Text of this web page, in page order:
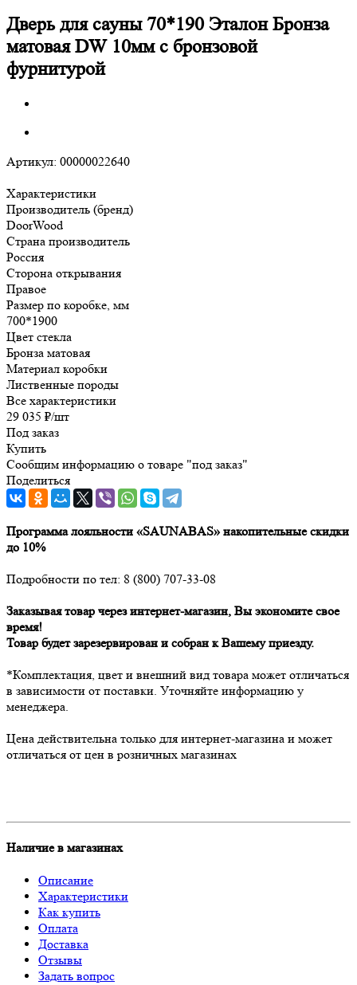
Дверь для сауны 70*190 Эталон Бронза
матовая DW 10мм с бронзовой
фурнитурой
Артикул: 00000022640
Характеристики
Производитель (бренд)
DoorWood
Страна производитель
Россия
Сторона открывания
Правое
Размер по коробке, мм
700*1900
Цвет стекла
Бронза матовая
Материал коробки
Лиственные породы
Все характеристики
29 035 ₽/шт
Под заказ
Купить
Сообщим информацию о товаре "под заказ"
Поделиться
Программа лояльности «SAUNABAS» накопительные скидки
до 10%
Подробности по тел: 8 (800) 707-33-08
Заказывая товар через интернет-магазин, Вы экономите свое
время!
Товар будет зарезервирован и собран к Вашему приезду.
*Комплектация, цвет и внешний вид товара может отличаться
в зависимости от поставки. Уточняйте информацию у
менеджера.
Цена действительна только для интернет-магазина и может
отличаться от цен в розничных магазинах
Наличие в магазинах
Описание
Характеристики
Как купить
Оплата
Доставка
Отзывы
Задать вопрос